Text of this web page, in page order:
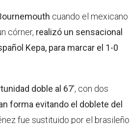
cuando el mexicano
córner, realizó un sensacional
Kepa, para marcar el 1-0
doble al 67', con dos
forma evitando el doblete del
fue sustituido por el brasileño